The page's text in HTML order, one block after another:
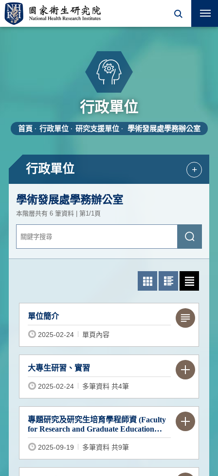
行政單位
首頁 行政單位 研究支援單位 學術發展處學務辦公室
行政單位 +
學術發展處學務辦公室
本階層共有 6 筆資料 | 第1/1頁
關
送
單位簡介
2025-02-24 單頁內容
大專生研習、實習
2025-02-24 多筆資料 共4筆
專題研究及研究生培育學程師資(Faculty
for Research and Graduate Education
Programs)
2025-09-19 多筆資料 共9筆